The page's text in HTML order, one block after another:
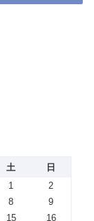
土
日
1
2
8
9
15
16